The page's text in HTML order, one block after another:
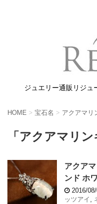
ジュエリー通販リジュ
HOME > 宝石名 > アクアマリ
「アクアマリ
アクア
ンド ホ
2016/
ッツアイ ,